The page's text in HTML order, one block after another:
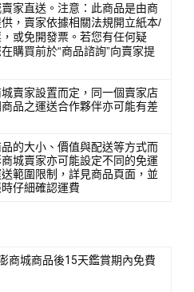
家直送。注意：此商品是由商
，賣家依據相關法規開立紙本/
或免開發票。若您有任何疑
購買前於“商品諮詢”向賣家提
賣家設置而定，同一個賣家店
品之運送合作夥伴亦可能有差
的大小、價值與配送等方式而
城賣家亦可能設定不同的免運
範圍限制，詳見商品頁面，並
仔細確認運費
商城商品後15天鑑賞期內免費